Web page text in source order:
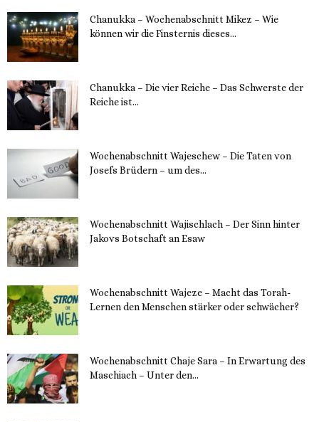
Chanukka – Wochenabschnitt Mikez – Wie
können wir die Finsternis dieses...
Chanukka – Die vier Reiche – Das Schwerste der
Reiche ist...
Wochenabschnitt Wajeschew – Die Taten von
Josefs Brüdern – um des...
Wochenabschnitt Wajischlach – Der Sinn hinter
Jakovs Botschaft an Esaw
Wochenabschnitt Wajeze – Macht das Torah-
Lernen den Menschen stärker oder schwächer?
Wochenabschnitt Chaje Sara – In Erwartung des
Maschiach – Unter den...